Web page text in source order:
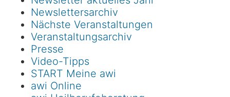
Newslettersarchiv
Nächste Veranstaltungen
Veranstaltungsarchiv
Presse
Video-Tipps
START Meine awi
awi Online